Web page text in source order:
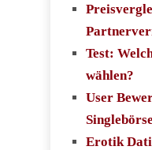
Test:
wählen?
User
Singlebörse
Erotik